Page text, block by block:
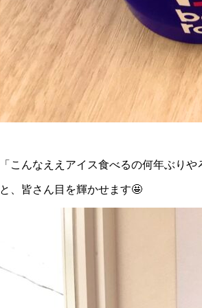
「こんなええアイス食べるの何年ぶりや
と、皆さん目を輝かせます🤩